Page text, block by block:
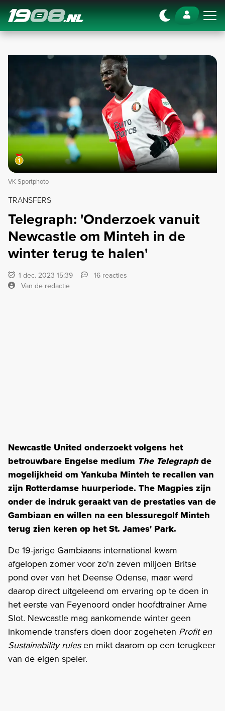
Navigation
VK Sportphoto
TRANSFERS
Telegraph: 'Onderzoek vanuit
Newcastle om Minteh in de
winter terug te halen'
1 dec. 2023 15:39
16 reacties
Van de redactie
Newcastle United onderzoekt volgens het
betrouwbare Engelse medium The Telegraphde
mogelijkheid om Yankuba Minteh te recallen van
zijn Rotterdamse huurperiode. The Magpies zijn
onder de indruk geraakt van de prestaties van de
Gambiaan en willen na een blessuregolf Minteh
terug zien keren op het St. James' Park.
De 19-jarige Gambiaans international kwam
afgelopen zomer voor zo'n zeven miljoen Britse
pond over van het Deense Odense, maar werd
daarop direct uitgeleend om ervaring op te doen in
het eerste van Feyenoord onder hoofdtrainer Arne
Slot. Newcastle mag aankomende winter geen
inkomende transfers doen door zogeheten Profit en
Sustainability rulesen mikt daarom op een terugkeer
van de eigen speler.